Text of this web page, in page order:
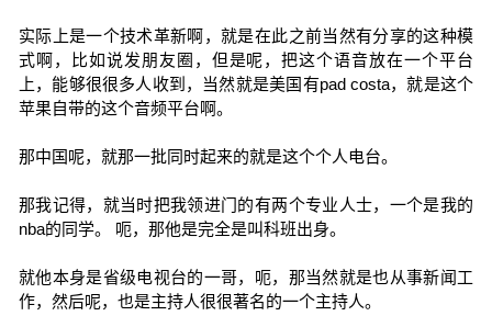
实际上是一个技术革新啊，就是在此之前当然有分享的这种模
式啊，比如说发朋友圈，但是呢，把这个语音放在一个平台
上，能够很很多人收到，当然就是美国有pad costa，就是这个
苹果自带的这个音频平台啊。
那中国呢，就那一批同时起来的就是这个个人电台。
那我记得，就当时把我领进门的有两个专业人士，一个是我的
nba的同学。 呃，那他是完全是叫科班出身。
就他本身是省级电视台的一哥，呃，那当然就是也从事新闻工
作，然后呢，也是主持人很很著名的一个主持人。